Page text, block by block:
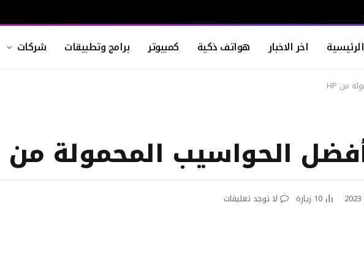
الرئيسية اخر الاخبار هواتف ذكية كمبيوتر برامج وتطبيقات شركات
10 زيارة لا توجد تعليقات